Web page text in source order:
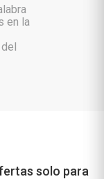
en la
solo para